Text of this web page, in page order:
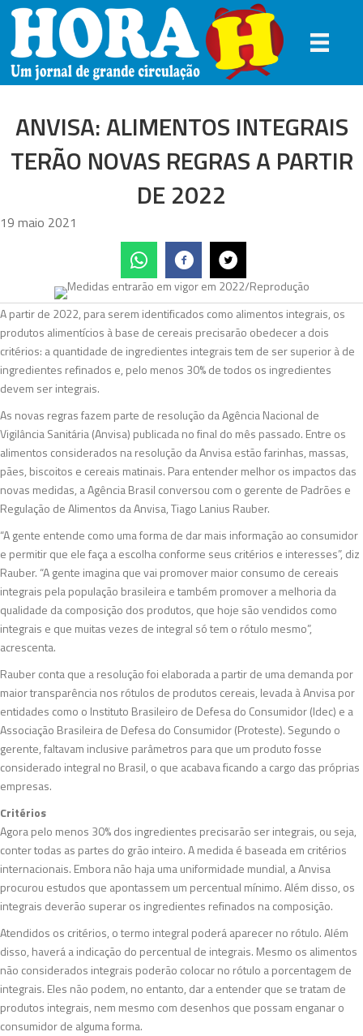
ANVISA: ALIMENTOS INTEGRAIS
TERÃO NOVAS REGRAS A PARTIR
DE 2022
19 maio 2021
A partir de 2022, para serem identificados como alimentos integrais, os
produtos alimentícios à base de cereais precisarão obedecer a dois
critérios: a quantidade de ingredientes integrais tem de ser superior à de
ingredientes refinados e, pelo menos 30% de todos os ingredientes
devem ser integrais.
As novas regras fazem parte de resolução da Agência Nacional de
Vigilância Sanitária (Anvisa) publicada no final do mês passado. Entre os
alimentos considerados na resolução da Anvisa estão farinhas, massas,
pães, biscoitos e cereais matinais. Para entender melhor os impactos das
novas medidas, a Agência Brasil conversou com o gerente de Padrões e
Regulação de Alimentos da Anvisa, Tiago Lanius Rauber.
“A gente entende como uma forma de dar mais informação ao consumidor
e permitir que ele faça a escolha conforme seus critérios e interesses”, diz
Rauber. “A gente imagina que vai promover maior consumo de cereais
integrais pela população brasileira e também promover a melhoria da
qualidade da composição dos produtos, que hoje são vendidos como
integrais e que muitas vezes de integral só tem o rótulo mesmo”,
acrescenta.
Rauber conta que a resolução foi elaborada a partir de uma demanda por
maior transparência nos rótulos de produtos cereais, levada à Anvisa por
entidades como o Instituto Brasileiro de Defesa do Consumidor (Idec) e a
Associação Brasileira de Defesa do Consumidor (Proteste). Segundo o
gerente, faltavam inclusive parâmetros para que um produto fosse
considerado integral no Brasil, o que acabava ficando a cargo das próprias
empresas.
Critérios
Agora pelo menos 30% dos ingredientes precisarão ser integrais, ou seja,
conter todas as partes do grão inteiro. A medida é baseada em critérios
internacionais. Embora não haja uma uniformidade mundial, a Anvisa
procurou estudos que apontassem um percentual mínimo. Além disso, os
integrais deverão superar os ingredientes refinados na composição.
Atendidos os critérios, o termo integral poderá aparecer no rótulo. Além
disso, haverá a indicação do percentual de integrais. Mesmo os alimentos
não considerados integrais poderão colocar no rótulo a porcentagem de
integrais. Eles não podem, no entanto, dar a entender que se tratam de
produtos integrais, nem mesmo com desenhos que possam enganar o
consumidor de alguma forma.